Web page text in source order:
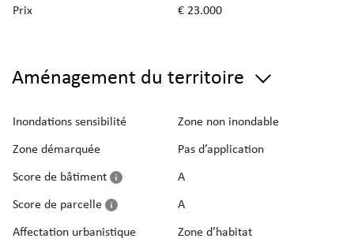
Prix € 23.000
Aménagement du territoire
Inondations sensibilité
Zone non inondable
Zone démarquée
Pas d’application
Score de bâtiment
A
Score de parcelle
A
Affectation urbanistique
Zone d’habitat